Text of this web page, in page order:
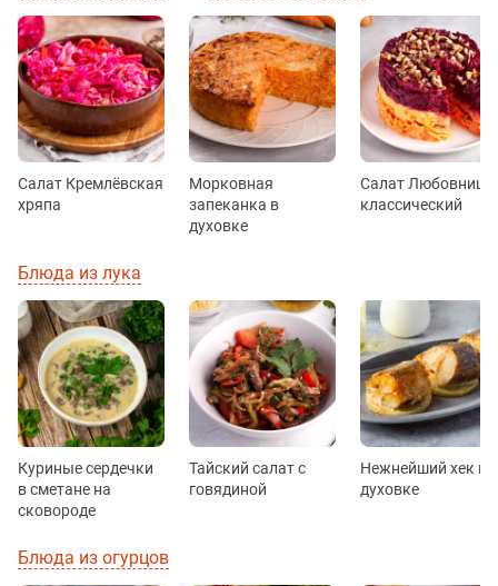
Салат Кремлёвская
хряпа
Морковная
запеканка в
духовке
Салат Любовница
классический
Блюда из лука
Куриные сердечки
в сметане на
сковороде
Тайский салат с
говядиной
Нежнейший хек в
духовке
Блюда из огурцов